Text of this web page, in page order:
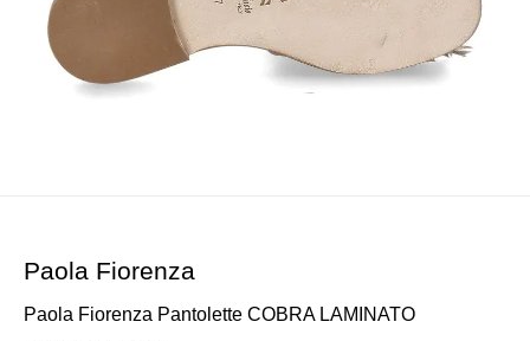
Paola Fiorenza
Paola Fiorenza Pantolette COBRA LAMINATO